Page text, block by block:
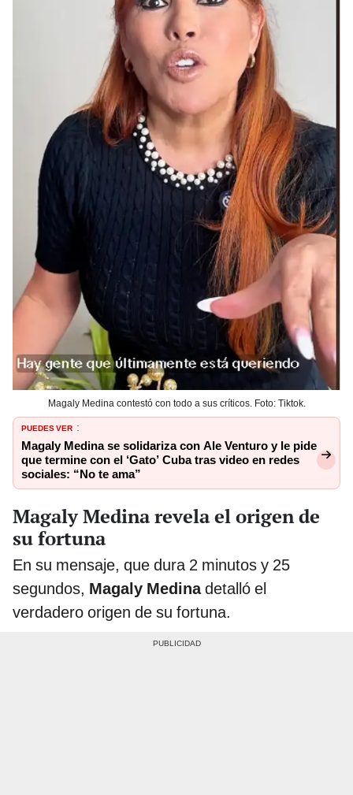
Magaly Medina contestó con todo a sus críticos. Foto: Tiktok.
PUEDES VER :
Magaly Medina se solidariza con Ale Venturo y le pide
que termine con el ‘Gato’ Cuba tras video en redes
sociales: “No te ama”
Magaly Medina revela el origen de
su fortuna
En su mensaje, que dura 2 minutos y 25
segundos, Magaly Medinadetalló el
verdadero origen de su fortuna.